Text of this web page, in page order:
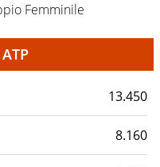
Femminile
13.450
8.160